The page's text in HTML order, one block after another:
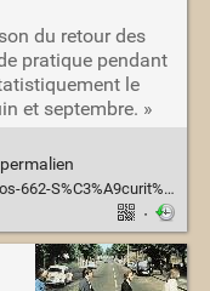
du retour des
pratique pendant
le
et septembre. »
permalien
Quelles-sont-les-causes-des-accidents-de-moto-.html
·